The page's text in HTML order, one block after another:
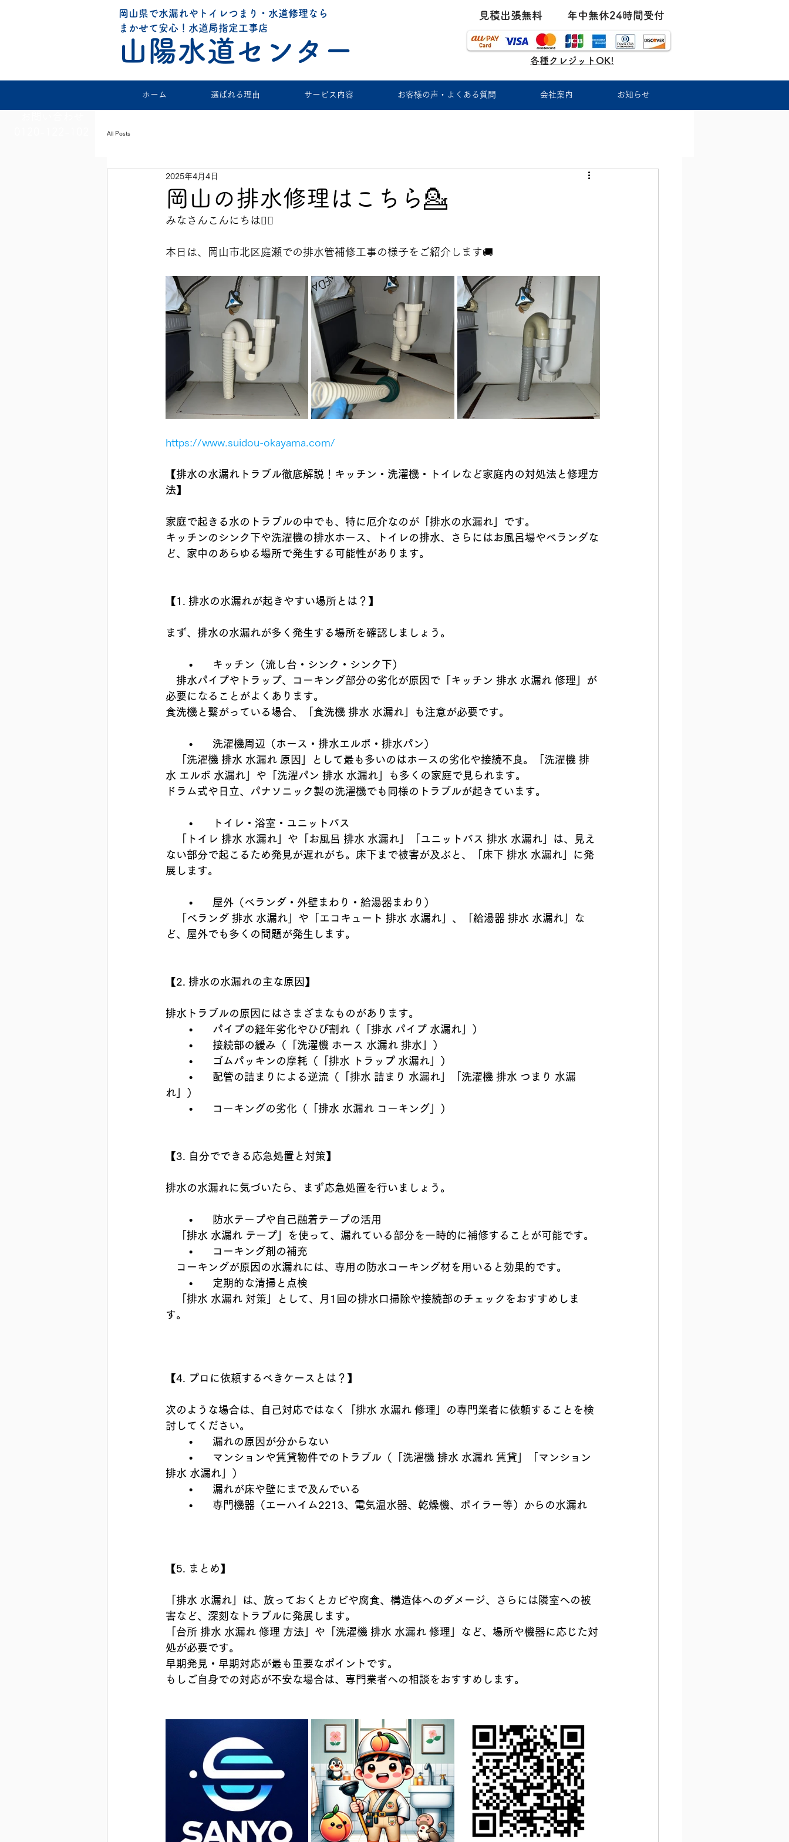
岡山県で水漏れやトイレつまり・水道修理なら
山陽水道センター
​まかせて安心！水道局指定工事店
​見積出張無料 年中無休24時間受付
各種クレジットOK!
ホーム 選ばれる理由 サービス内容 お客様の声・よくある質問 会社案内 お知らせ
All Posts
岡山の排水修理はこちら💁
2025年4月4日
みなさんこんにちは👨‍⚕️
本日は、岡山市北区庭瀬での排水管補修工事の様子をご紹介します🚚
https://www.suidou-okayama.com/
【排水の水漏れトラブル徹底解説！キッチン・洗濯機・トイレなど家庭内の対処法と修理方
法】
家庭で起きる水のトラブルの中でも、特に厄介なのが「排水の水漏れ」です。
キッチンのシンク下や洗濯機の排水ホース、トイレの排水、さらにはお風呂場やベランダな
ど、家中のあらゆる場所で発生する可能性があります。
【1. 排水の水漏れが起きやすい場所とは？】
まず、排水の水漏れが多く発生する場所を確認しましょう。
	•	キッチン（流し台・シンク・シンク下）
排水パイプやトラップ、コーキング部分の劣化が原因で「キッチン 排水 水漏れ 修理」が
必要になることがよくあります。
食洗機と繋がっている場合、「食洗機 排水 水漏れ」も注意が必要です。
	•	洗濯機周辺（ホース・排水エルボ・排水パン）
「洗濯機 排水 水漏れ 原因」として最も多いのはホースの劣化や接続不良。「洗濯機 排
水 エルボ 水漏れ」や「洗濯パン 排水 水漏れ」も多くの家庭で見られます。
ドラム式や日立、パナソニック製の洗濯機でも同様のトラブルが起きています。
	•	トイレ・浴室・ユニットバス
「トイレ 排水 水漏れ」や「お風呂 排水 水漏れ」「ユニットバス 排水 水漏れ」は、見え
ない部分で起こるため発見が遅れがち。床下まで被害が及ぶと、「床下 排水 水漏れ」に発
展します。
	•	屋外（ベランダ・外壁まわり・給湯器まわり）
「ベランダ 排水 水漏れ」や「エコキュート 排水 水漏れ」、「給湯器 排水 水漏れ」な
ど、屋外でも多くの問題が発生します。
【2. 排水の水漏れの主な原因】
排水トラブルの原因にはさまざまなものがあります。
	•	パイプの経年劣化やひび割れ（「排水 パイプ 水漏れ」）
	•	接続部の緩み（「洗濯機 ホース 水漏れ 排水」）
	•	ゴムパッキンの摩耗（「排水 トラップ 水漏れ」）
れ」）
	•	コーキングの劣化（「排水 水漏れ コーキング」）
【3. 自分でできる応急処置と対策】
排水の水漏れに気づいたら、まず応急処置を行いましょう。
	•	防水テープや自己融着テープの活用
「排水 水漏れ テープ」を使って、漏れている部分を一時的に補修することが可能です。
	•	コーキング剤の補充
コーキングが原因の水漏れには、専用の防水コーキング材を用いると効果的です。
	•	定期的な清掃と点検
「排水 水漏れ 対策」として、月1回の排水口掃除や接続部のチェックをおすすめしま
す。
【4. プロに依頼するべきケースとは？】
次のような場合は、自己対応ではなく「排水 水漏れ 修理」の専門業者に依頼することを検
討してください。
	•	漏れの原因が分からない
排水 水漏れ」）
	•	漏れが床や壁にまで及んでいる
	•	専門機器（エーハイム2213、電気温水器、乾燥機、ボイラー等）からの水漏れ
【5. まとめ】
「排水 水漏れ」は、放っておくとカビや腐食、構造体へのダメージ、さらには隣室への被
害など、深刻なトラブルに発展します。
「台所 排水 水漏れ 修理 方法」や「洗濯機 排水 水漏れ 修理」など、場所や機器に応じた対
処が必要です。
早期発見・早期対応が最も重要なポイントです。
もしご自身での対応が不安な場合は、専門業者への相談をおすすめします。